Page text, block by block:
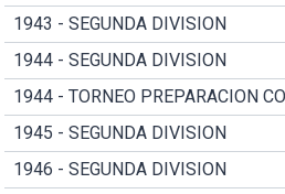
1943 - SEGUNDA DIVISION
1944 - SEGUNDA DIVISION
1944 - TORNEO PREPARACION
1945 - SEGUNDA DIVISION
1946 - SEGUNDA DIVISION